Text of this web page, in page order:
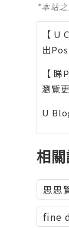
*本站
【 U
出
【
瀏覽
U
相
思思
fine